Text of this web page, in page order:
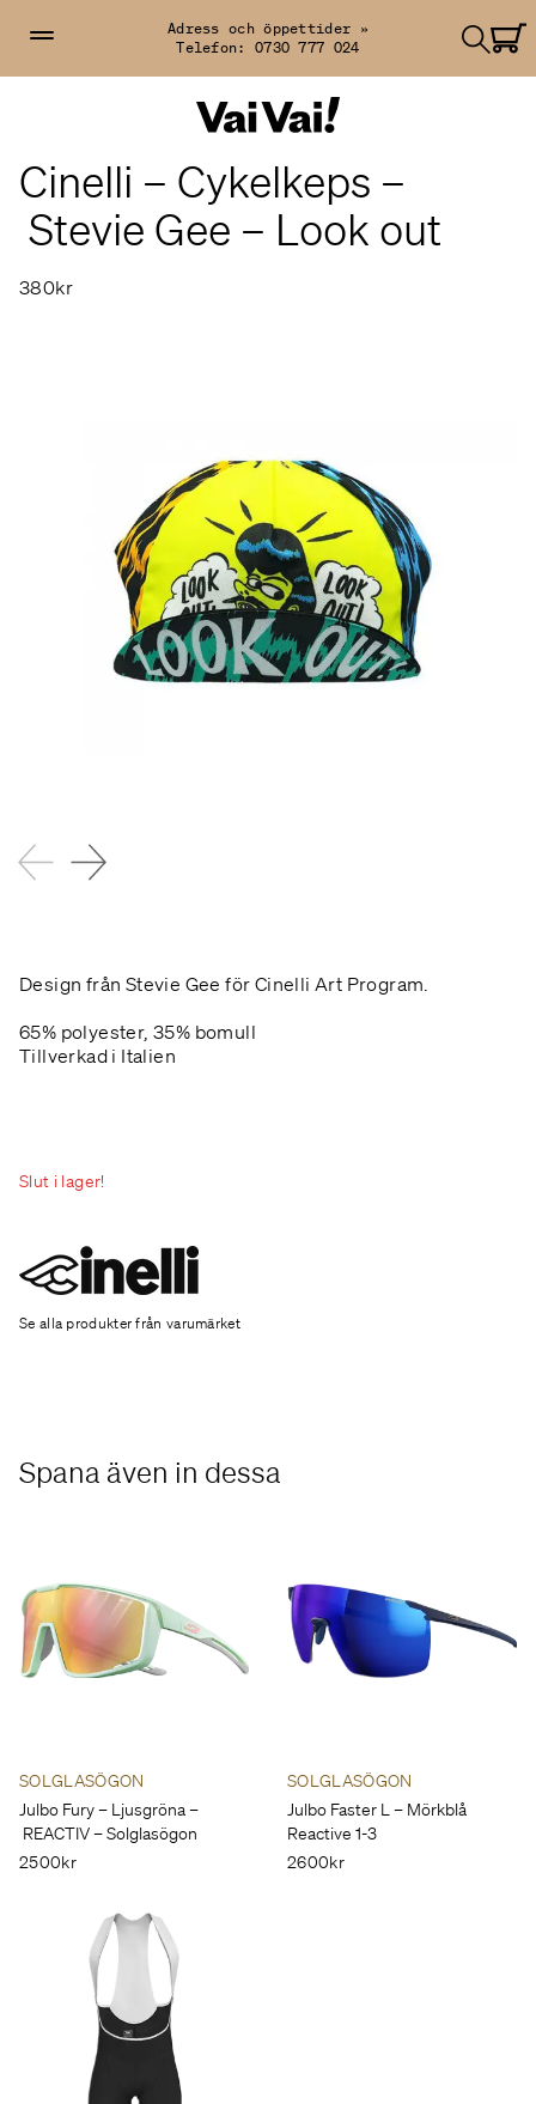
Adress och öppettider »
Telefon: 0730 777 024
Cinelli – Cykelkeps –
Stevie Gee – Look out
380kr
Design från Stevie Gee för Cinelli Art Program.
65% polyester, 35% bomull
Tillverkad i Italien
Slut i lager!
Se alla produkter från varumärket
Spana även in dessa
SOLGLASÖGON
Julbo Fury – Ljusgröna –
REACTIV – Solglasögon
2500kr
SOLGLASÖGON
Julbo Faster L – Mörkblå
Reactive 1-3
2600kr